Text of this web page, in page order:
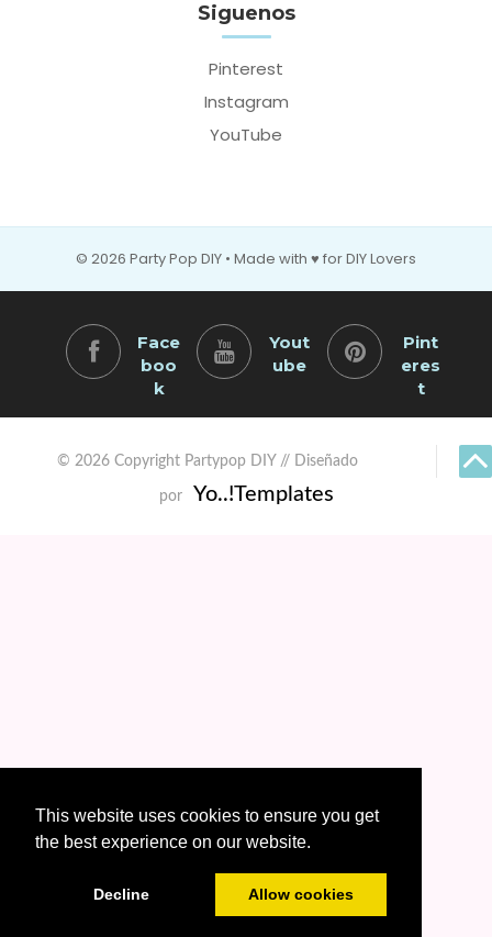
This website uses cookies to ensure you get
the best experience on our website.
Decline Allow cookies
Siguenos
Pinterest
Instagram
YouTube
© 2026 Party Pop DIY • Made with ♥ for DIY Lovers
Face
boo
k
Yout
ube
Pint
eres
t
© 2026 Copyright Partypop DIY // Diseñado
por Yo..!Templates